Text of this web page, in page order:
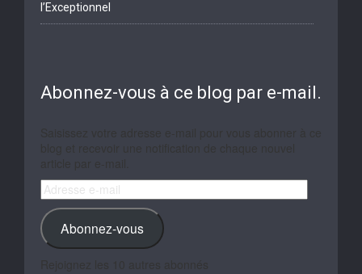
l’Exceptionnel
Abonnez-vous à ce blog par e-mail.
Adresse
e-
mail
Abonnez-vous